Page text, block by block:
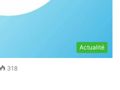
Actualité
318